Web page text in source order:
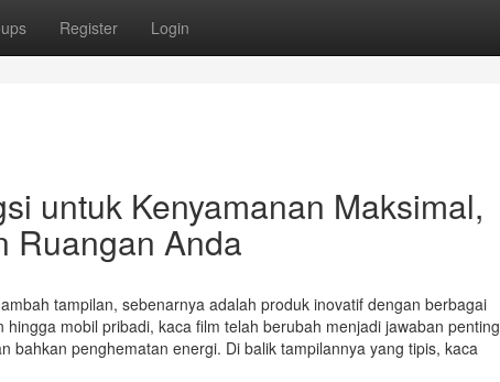
Register Login
untuk Kenyamanan Maksimal,
Ruangan Anda
tampilan, sebenarnya adalah produk inovatif dengan berbagai
mobil pribadi, kaca film telah berubah menjadi jawaban penting
bahkan penghematan energi. Di balik tampilannya yang tipis, kaca